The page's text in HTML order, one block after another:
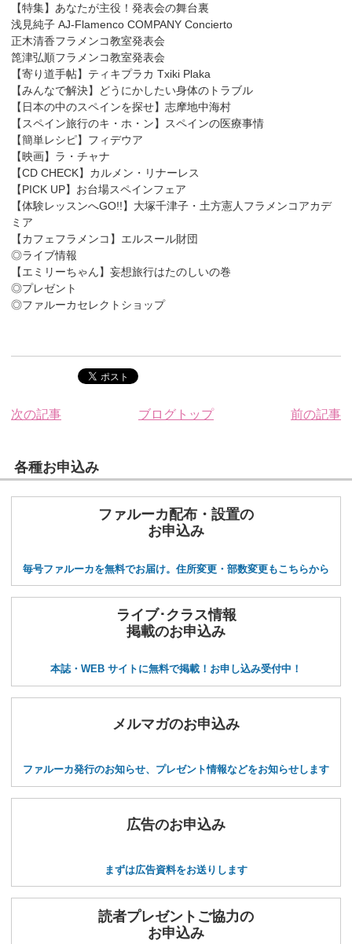
【特集】あなたが主役！発表会の舞台裏
浅見純子 AJ-Flamenco COMPANY Concierto
正木清香フラメンコ教室発表会
箆津弘順フラメンコ教室発表会
【寄り道手帖】ティキプラカ Txiki Plaka
【みんなで解決】どうにかしたい身体のトラブル
【日本の中のスペインを探せ】志摩地中海村
【スペイン旅行のキ・ホ・ン】スペインの医療事情
【簡単レシピ】フィデウア
【映画】ラ・チャナ
【CD CHECK】カルメン・リナーレス
【PICK UP】お台場スペインフェア
【体験レッスンへGO!!】大塚千津子・土方憲人フラメンコアカデ
ミア
【カフェフラメンコ】エルスール財団
◎ライブ情報
【エミリーちゃん】妄想旅行はたのしいの巻
◎プレゼント
◎ファルーカセレクトショップ
次の記事 ブログトップ 前の記事
各種お申込み
ファルーカ配布・設置の
お申込み
毎号ファルーカを無料でお届け。住所変更・部数変更もこちらから
ライブ･クラス情報
掲載のお申込み
本誌・WEB サイトに無料で掲載！お申し込み受付中！
メルマガのお申込み
ファルーカ発行のお知らせ、プレゼント情報などをお知らせします
広告のお申込み
まずは広告資料をお送りします
読者プレゼントご協力の
お申込み